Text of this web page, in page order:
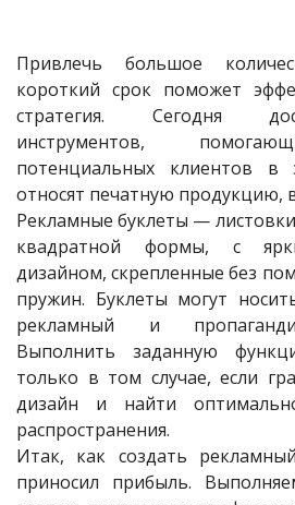
Привлечь большое
короткий срок поможет
стратегия. Сегодня
инструментов,
потенциальных клиентов в
относят печатную продукцию,
Рекламные буклеты —
квадратной формы, с
дизайном, скрепленные без
пружин. Буклеты могут
рекламный и
Выполнить заданную
только в том случае, если
дизайн и найти
распространения.
Итак, как создать
приносил прибыль.